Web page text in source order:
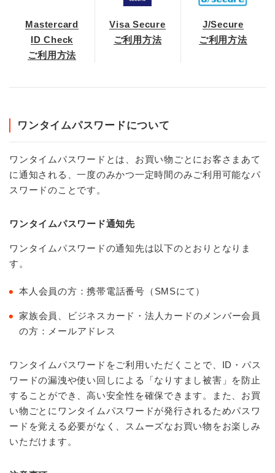
Mastercard
ID Check
ご利用方法
Visa Secure
ご利用方法
J/Secure
ご利用方法
ワンタイムパスワードについて
ワンタイムパスワードとは、お買い物ごとにお客さまあて
に通知される、一度のみかつ一定時間のみご利用可能なパ
スワードのことです。
ワンタイムパスワード通知先
ワンタイムパスワードの通知先は以下のとおりとなりま
す。
本人会員の方：携帯電話番号（SMSにて）
家族会員、ビジネスカード・法人カードのメンバー会員
の方：メールアドレス
ワンタイムパスワードをご利用いただくことで、ID・パス
ワードの漏洩や使い回しによる「なりすまし被害」を防止
することができ、高い安全性を確保できます。また、お買
い物ごとにワンタイムパスワードが発行されるためパスワ
ードを覚える必要がなく、スムーズなお買い物をお楽しみ
いただけます。